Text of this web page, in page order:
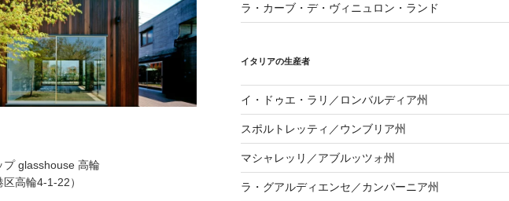
プ glasshouse 高輪
高輪4-1-22）
ラ・カーブ・デ・ヴィニュロン・ランド
イタリアの生産者
イ・ドゥエ・ラリ／ロンバルディア州
スポルトレッティ／ウンブリア州
マシャレッリ／アブルッツォ州
ラ・グアルディエンセ／カンパーニア州